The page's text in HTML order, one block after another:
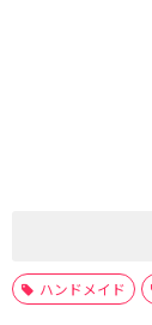
ハンドメイド